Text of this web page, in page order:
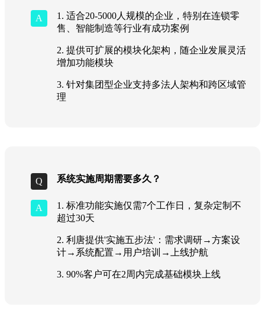
1. 适合20-5000人规模的企业，特别在连锁零
售、智能制造等行业有成功案例
2. 提供可扩展的模块化架构，随企业发展灵活
增加功能模块
3. 针对集团型企业支持多法人架构和跨区域管
理
系统实施周期需要多久？
1. 标准功能实施仅需7个工作日，复杂定制不
超过30天
2. 利唐提供'实施五步法'：需求调研→方案设
计→系统配置→用户培训→上线护航
3. 90%客户可在2周内完成基础模块上线